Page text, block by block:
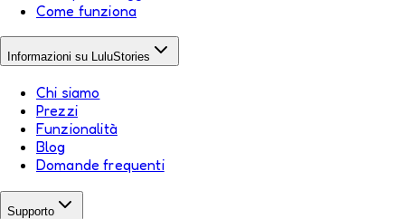
Come funziona
Informazioni su LuluStories
Chi siamo
Prezzi
Funzionalità
Blog
Domande frequenti
Supporto